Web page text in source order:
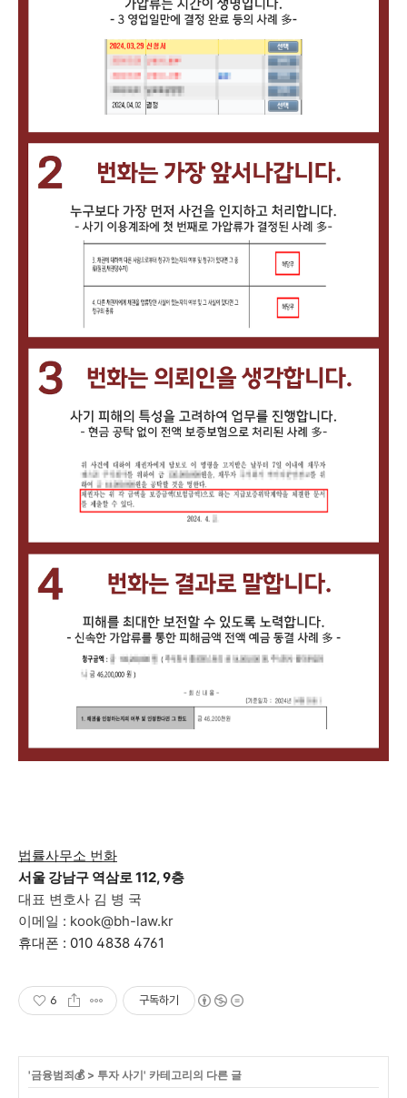
법률사무소 번화
서울 강남구 역삼로 112, 9층
대표 변호사 김 병 국
이메일 : kook@bh-law.kr
휴대폰 : 010 4838 4761
6 구독하기
'금융범죄💰> 투자 사기' 카테고리의 다른 글